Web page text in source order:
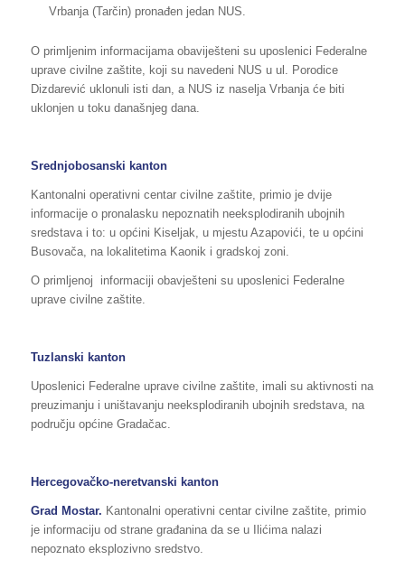
Vrbanja (Tarčin) pronađen jedan NUS.
O primljenim informacijama obaviješteni su uposlenici Federalne
uprave civilne zaštite, koji su navedeni NUS u ul. Porodice
Dizdarević uklonuli isti dan, a NUS iz naselja Vrbanja će biti
uklonjen u toku današnjeg dana.
Srednjobosanski kanton
Kantonalni operativni centar civilne zaštite, primio je dvije
informacije o pronalasku nepoznatih neeksplodiranih ubojnih
sredstava i to: u općini Kiseljak, u mjestu Azapovići, te u općini
Busovača, na lokalitetima Kaonik i gradskoj zoni.
O primljenoj informaciji obavješteni su uposlenici Federalne
uprave civilne zaštite.
Tuzlanski kanton
Uposlenici Federalne uprave civilne zaštite, imali su aktivnosti na
preuzimanju i uništavanju neeksplodiranih ubojnih sredstava, na
području općine Gradačac.
Hercegovačko-neretvanski kanton
Grad Mostar. Kantonalni operativni centar civilne zaštite, primio
je informaciju od strane građanina da se u Ilićima nalazi
nepoznato eksplozivno sredstvo.